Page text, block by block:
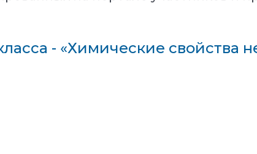
- «Химические свойства